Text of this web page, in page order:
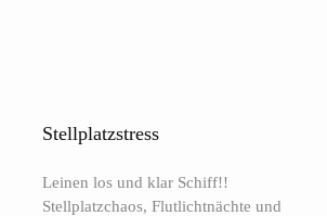
Stellplatzstress
Leinen los und klar Schiff!!
Stellplatzchaos, Flutlichtnächte und